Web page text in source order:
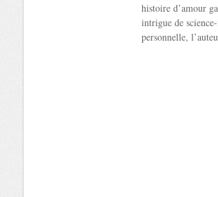
histoire d’amour
intrigue de
personnelle,